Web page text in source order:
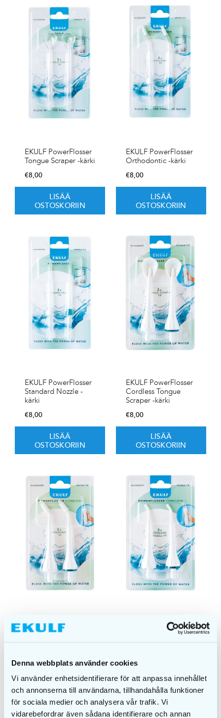
Denna webbplats använder cookies
Vi använder enhetsidentifierare för att anpassa innehållet
och annonserna till användarna, tillhandahålla funktioner
för sociala medier och analysera vår trafik. Vi
vidarebefordrar även sådana identifierare och annan
EKULF PowerFlosser
Tongue Scraper -kärki
€8,00
LISÄÄ
OSTOSKORIIN
EKULF PowerFlosser
Orthodontic -kärki
€8,00
LISÄÄ
OSTOSKORIIN
EKULF PowerFlosser
Standard Nozzle -
kärki
€8,00
LISÄÄ
OSTOSKORIIN
EKULF PowerFlosser
Cordless Tongue
Scraper -kärki
€8,00
LISÄÄ
OSTOSKORIIN
EKULF PowerFlosser
Cordless
Orthodontic -kärki
LISÄÄ
OSTOSKORIIN
EKULF PowerFlosser
Cordless Standard
Nozzle -kärki
LISÄÄ
OSTOSKORIIN